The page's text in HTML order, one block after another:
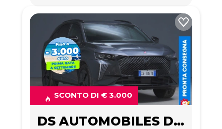
SCONTO DI € 3.000
DS AUTOMOBILES DS 7